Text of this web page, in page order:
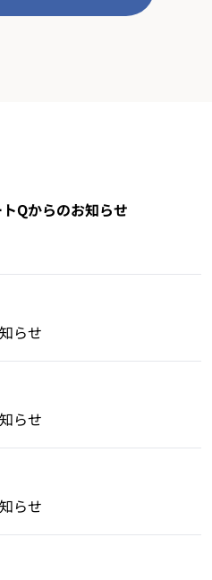
Qからのお知らせ
らせ
らせ
らせ